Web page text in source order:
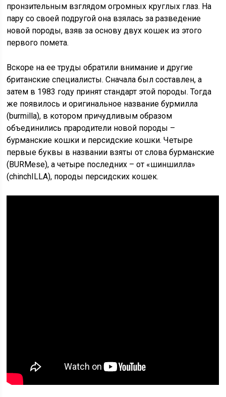
пронзительным взглядом огромных круглых глаз. На
пару со своей подругой она взялась за разведение
новой породы, взяв за основу двух кошек из этого
первого помета.
Вскоре на ее труды обратили внимание и другие
британские специалисты. Сначала был составлен, а
затем в 1983 году принят стандарт этой породы. Тогда
же появилось и оригинальное название бурмилла
(burmilla), в котором причудливым образом
объединились прародители новой породы –
бурманские кошки и персидские кошки. Четыре
первые буквы в названии взяты от слова бурманские
(BURMese), а четыре последних – от «шиншилла»
(chinchILLA), породы персидских кошек.